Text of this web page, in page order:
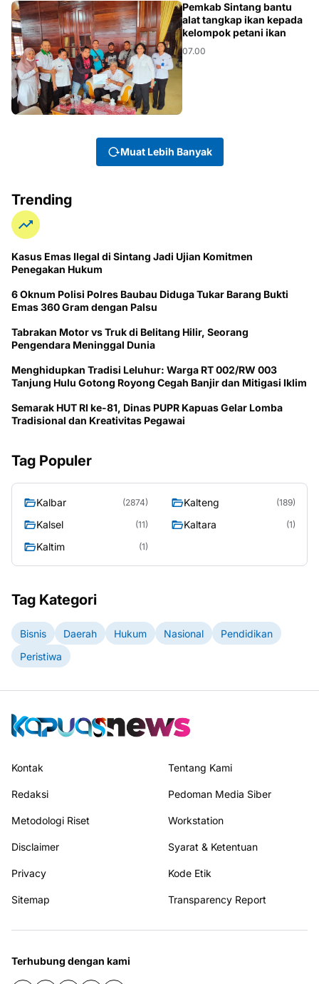
BERITA
Pemkab Sintang bantu
alat tangkap ikan kepada
kelompok petani ikan
07.00
Muat Lebih Banyak
Trending
Kasus Emas Ilegal di Sintang Jadi Ujian Komitmen
Penegakan Hukum
6 Oknum Polisi Polres Baubau Diduga Tukar Barang Bukti
Emas 360 Gram dengan Palsu
Tabrakan Motor vs Truk di Belitang Hilir, Seorang
Pengendara Meninggal Dunia
Menghidupkan Tradisi Leluhur: Warga RT 002/RW 003
Tanjung Hulu Gotong Royong Cegah Banjir dan Mitigasi Iklim
Semarak HUT RI ke-81, Dinas PUPR Kapuas Gelar Lomba
Tradisional dan Kreativitas Pegawai
Tag Populer
Kalbar (2874) Kalteng (189)
Kalsel (11) Kaltara (1)
Kaltim (1)
Tag Kategori
Bisnis Daerah Hukum Nasional
Pendidikan
Peristiwa
Kontak Tentang Kami
Redaksi Pedoman Media Siber
Metodologi Riset Workstation
Disclaimer Syarat & Ketentuan
Privacy Kode Etik
Sitemap Transparency Report
Terhubung dengan kami